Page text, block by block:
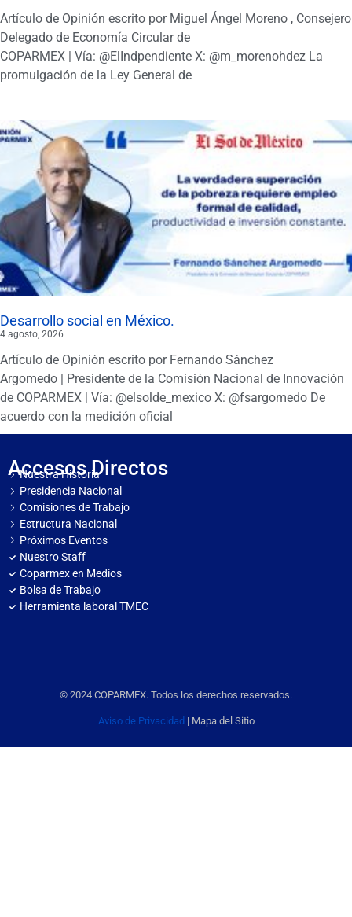
Artículo de Opinión escrito por Miguel Ángel Moreno , Consejero
Delegado de Economía Circular de
COPARMEX | Vía: @ElIndpendiente X: @m_morenohdez La
promulgación de la Ley General de
Desarrollo social en México.
4 agosto, 2026
Artículo de Opinión escrito por Fernando Sánchez
Argomedo | Presidente de la Comisión Nacional de Innovación
de COPARMEX | Vía: @elsolde_mexico X: @fsargomedo De
acuerdo con la medición oficial
Accesos Directos
Nuestra Historia
Presidencia Nacional
Comisiones de Trabajo
Estructura Nacional
Próximos Eventos
Nuestro Staff
Coparmex en Medios
Bolsa de Trabajo
Herramienta laboral TMEC
© 2024 COPARMEX. Todos los derechos reservados.
Aviso de Privacidad| Mapa del Sitio